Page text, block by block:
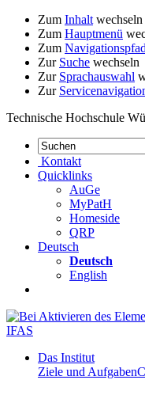
Zum Inhalt wechseln
Zum Hauptmenü
Zum Navigationspfad
Zur Suche wechseln
Zur Sprachauswahl
Zur
Technische Hochschule
Kontakt
Quicklinks
AuGe
MyPatH
Homeside
QRP
Deutsch
Deutsch
English
IFAS
Das Institut
Ziele und Aufgaben